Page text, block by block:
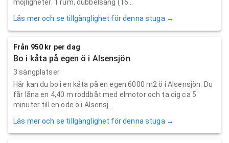
möjligheter. 1 rum, dubbelsäng (16...
Läs mer och se tillgänglighet för denna stuga →
Från 950 kr per dag
Bo i kåta på egen ö i Alsensjön
3 sängplatser
Här kan du bo i en kåta på en egen 6000 m2 ö i Alsensjön. Du
får låna en 4,40 m roddbåt med elmotor och ta dig ca 5
minuter till en öde ö i Alsensj...
Läs mer och se tillgänglighet för denna stuga →